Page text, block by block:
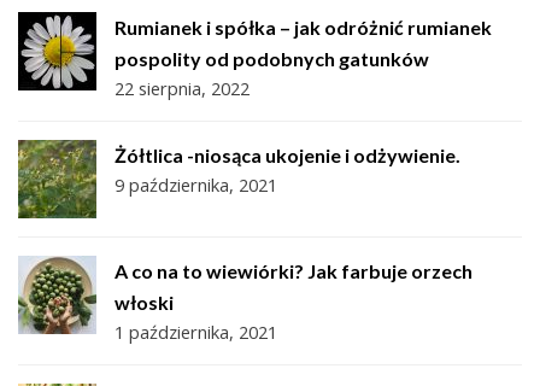
Rumianek i spółka – jak odróżnić rumianek
pospolity od podobnych gatunków
22 sierpnia, 2022
Żółtlica -niosąca ukojenie i odżywienie.
9 października, 2021
A co na to wiewiórki? Jak farbuje orzech
włoski
1 października, 2021